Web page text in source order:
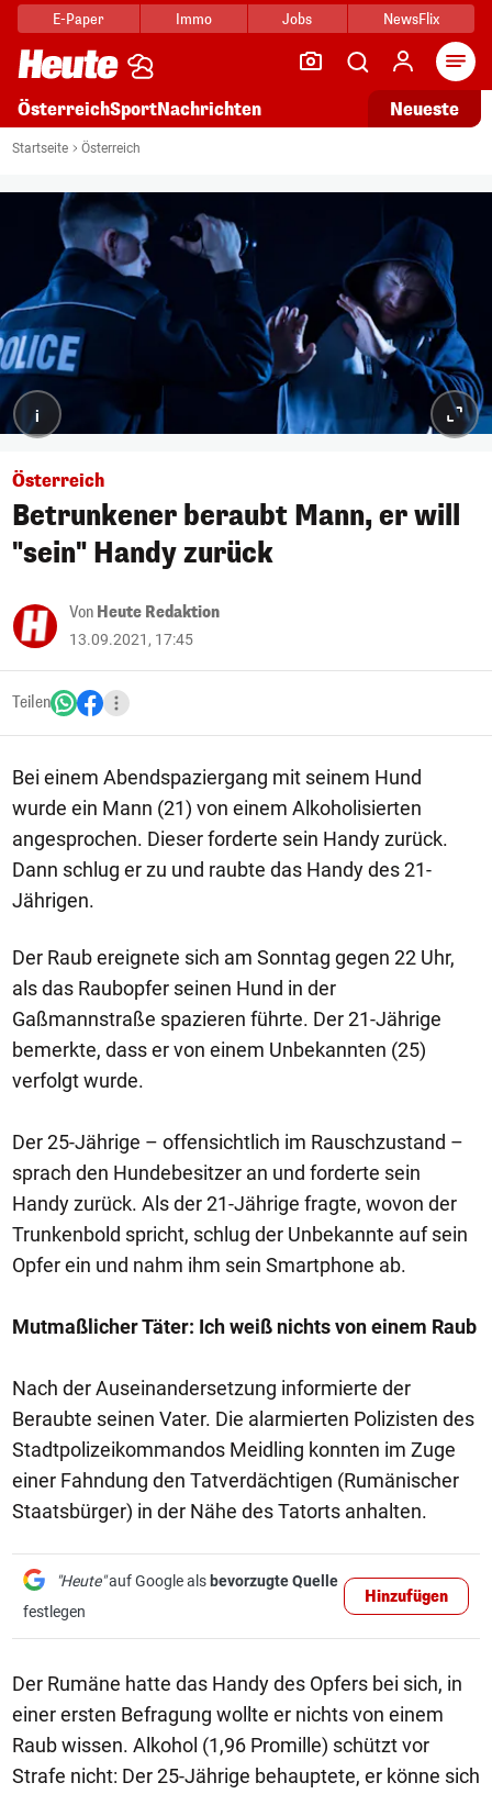
E-Paper Immo Jobs NewsFlix
ÖsterreichSportNachrichten Neueste
Startseite Österreich
i
Österreich
Betrunkener beraubt Mann, er will
"sein" Handy zurück
Von Heute Redaktion
13.09.2021, 17:45
Teilen
Bei einem Abendspaziergang mit seinem Hund
wurde ein Mann (21) von einem Alkoholisierten
angesprochen. Dieser forderte sein Handy zurück.
Dann schlug er zu und raubte das Handy des 21-
Jährigen.
Der Raub ereignete sich am Sonntag gegen 22 Uhr,
als das Raubopfer seinen Hund in der
Gaßmannstraße spazieren führte. Der 21-Jährige
bemerkte, dass er von einem Unbekannten (25)
verfolgt wurde.
Der 25-Jährige – offensichtlich im Rauschzustand –
sprach den Hundebesitzer an und forderte sein
Handy zurück. Als der 21-Jährige fragte, wovon der
Trunkenbold spricht, schlug der Unbekannte auf sein
Opfer ein und nahm ihm sein Smartphone ab.
Mutmaßlicher Täter: Ich weiß nichts von einem Raub
Nach der Auseinandersetzung informierte der
Beraubte seinen Vater. Die alarmierten Polizisten des
Stadtpolizeikommandos Meidling konnten im Zuge
einer Fahndung den Tatverdächtigen (Rumänischer
Staatsbürger) in der Nähe des Tatorts anhalten.
"Heute"auf Google als bevorzugte Quelle
festlegen
Hinzufügen
Der Rumäne hatte das Handy des Opfers bei sich, in
einer ersten Befragung wollte er nichts von einem
Raub wissen. Alkohol (1,96 Promille) schützt vor
Strafe nicht: Der 25-Jährige behauptete, er könne sich